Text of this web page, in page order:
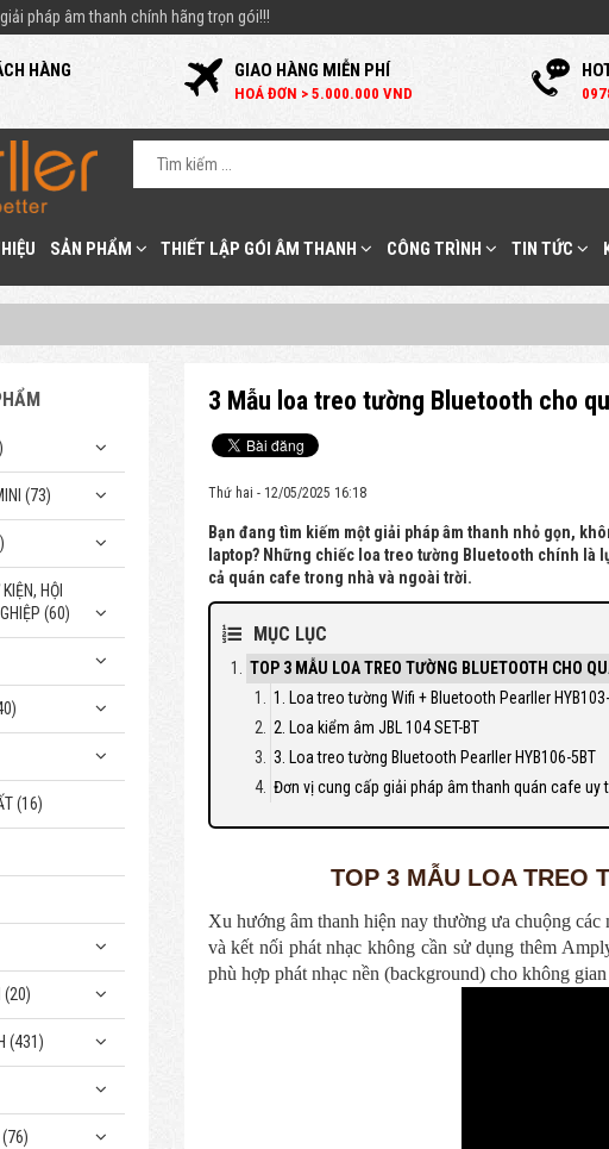
pháp âm thanh chính hãng trọn gói!!!
HÀNG GIAO HÀNG MIỄN PHÍ
HOÁ ĐƠN > 5.000.000 VND 0
SẢN PHẨM THIẾT LẬP GÓI ÂM THANH CÔNG TRÌNH TIN TỨC
3 Mẫu loa treo tường Bluetooth cho
Thứ hai - 12/05/2025 16:18
Bạn đang tìm kiếm một giải pháp âm thanh nhỏ gọn,
laptop? Những chiếc loa treo tường Bluetooth chính là
cả quán cafe trong nhà và ngoài trời.
MỤC LỤC
TOP 3 MẪU LOA TREO TƯỜNG BLUETOOTH CHO
1. Loa treo tường Wifi + Bluetooth Pearller
2. Loa kiểm âm JBL 104 SET-BT
3. Loa treo tường Bluetooth Pearller HYB106-5BT
Đơn vị cung cấp giải pháp âm thanh quán cafe uy
TOP 3 MẪU LOA TREO
Xu hướng âm thanh hiện nay thường ưa chuộng
và kết nối phát nhạc không cần sử dụng thêm
phù hợp phát nhạc nền (background) cho không
(73)
HỘI
(60)
(16)
(20)
(431)
(76)